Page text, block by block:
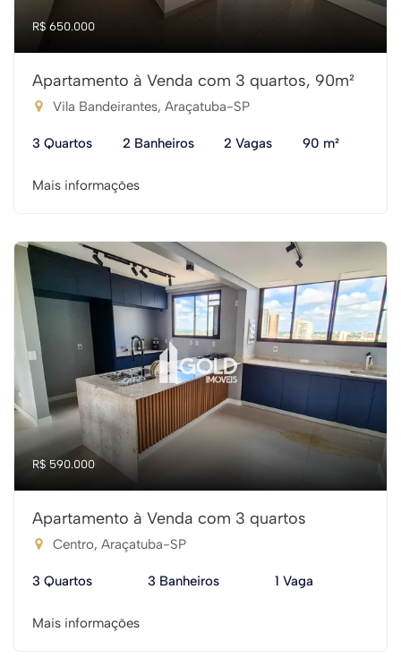
R$ 650.000
Apartamento à Venda com 3 quartos, 90m²
Vila Bandeirantes, Araçatuba-SP
3 Quartos 2 Banheiros 2 Vagas 90 m²
Mais informações
R$ 590.000
Apartamento à Venda com 3 quartos
Centro, Araçatuba-SP
3 Quartos 3 Banheiros 1 Vaga
Mais informações